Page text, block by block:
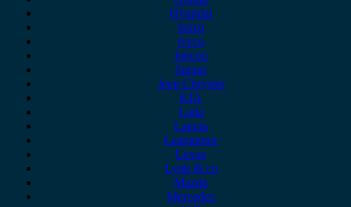
Hyundai
Isuzu
iveco
Jaecoo
Jaguar
Jeep Chrysler
KIA
Lada
Lancia
Leapmotor
Lexus
Lynk & co
Mazda
Mercedes